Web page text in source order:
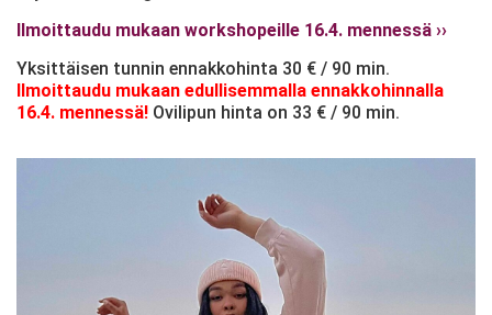
Ilmoittaudu mukaan workshopeille 16.4. mennessä ››
Yksittäisen tunnin ennakkohinta 30 € / 90 min.
Ilmoittaudu mukaan edullisemmalla ennakkohinnalla
16.4. mennessä! Ovilipun hinta on 33 € / 90 min.